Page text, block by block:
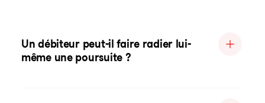
Un débiteur peut-il faire radier lui-
même une poursuite ?